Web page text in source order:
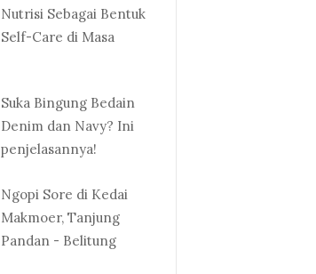
Nutrisi Sebagai Bentuk
Self-Care di Masa
Suka Bingung Bedain
Denim dan Navy? Ini
penjelasannya!
Ngopi Sore di Kedai
Makmoer, Tanjung
Pandan - Belitung